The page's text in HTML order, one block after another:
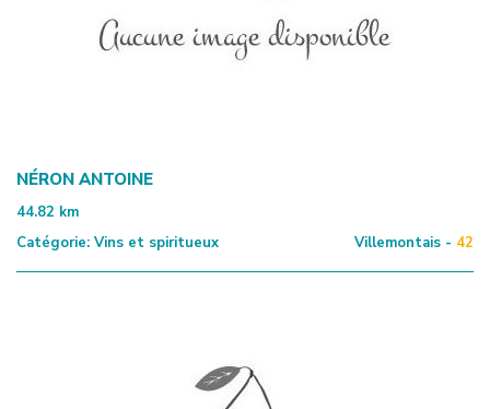
NÉRON ANTOINE
44.82 km
Catégorie: Vins et spiritueux Villemontais - 42